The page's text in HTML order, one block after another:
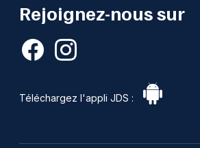
Rejoignez-nous sur
Téléchargez l'appli JDS :